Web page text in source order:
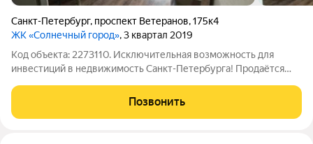
Санкт-Петербург, проспект Ветеранов,175к4
ЖК «Солнечный город», 3 квартал 2019
Код объекта: 2273110. Исключительная возможность для
инвестиций в недвижимость Санкт-Петербурга! Продаётся
Ветеранов, 175к4. Квартира расположена на 10 этаже 12-
этажного монолитного дома,
Позвонить